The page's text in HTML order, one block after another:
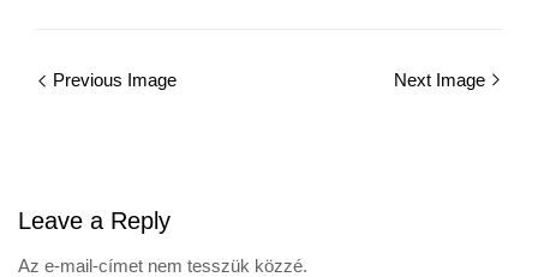
Previous Image Next Image
Leave a Reply
Az e-mail-címet nem tesszük közzé.